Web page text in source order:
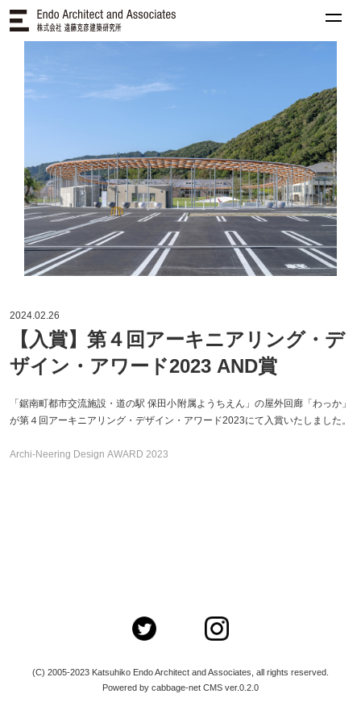
2024.02.26
【入賞】第４回アーキニアリング・デ
ザイン・アワード2023 AND賞
「鋸南町都市交流施設・道の駅 保田小附属ようちえん」の屋外回廊「わっか」
が第４回アーキニアリング・デザイン・アワード2023にて入賞いたしました。
Archi-Neering Design AWARD 2023
(C) 2005-2023 Katsuhiko Endo Architect and Associates, all rights reserved.
Powered by cabbage-net CMS ver.0.2.0